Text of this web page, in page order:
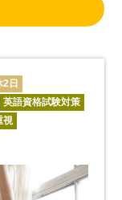
2日
英語資格試験対策
視